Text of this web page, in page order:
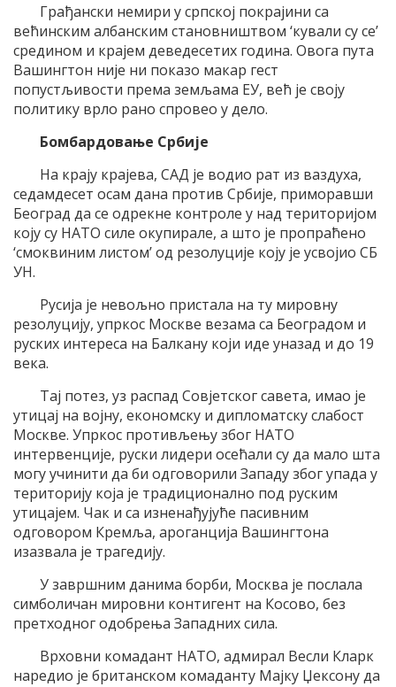
Грађански немири у српској покрајини са
већинским албанским становништвом ‘кували су се’
средином и крајем деведесетих година. Овога пута
Вашингтон није ни показо макар гест
попустљивости према земљама ЕУ, већ је своју
политику врло рано спровео у дело.
Бомбардовање Србије
На крају крајева, САД је водио рат из ваздуха,
седамдесет осам дана против Србије, приморавши
Београд да се одрекне контроле у над територијом
коју су НАТО силе окупирале, а што је пропраћено
‘смоквиним листом’ од резолуције коју је усвојио СБ
УН.
Русија је невољно пристала на ту мировну
резолуцију, упркос Москве везама са Београдом и
руских интереса на Балкану који иде уназад и до 19
века.
Тај потез, уз распад Совјетског савета, имао је
утицај на војну, економску и дипломатску слабост
Москве. Упркос противљењу због НАТО
интервенције, руски лидери осећали су да мало шта
могу учинити да би одговорили Западу због упада у
територију која је традиционално под руским
утицајем. Чак и са изненађујуће пасивним
одговором Кремља, ароганција Вашингтона
изазвала је трагедију.
У завршним данима борби, Москва је послала
симболичан мировни контигент на Косово, без
претходног одобрења Западних сила.
Врховни комадант НАТО, адмирал Весли Кларк
наредио је британском комаданту Мајку Џексону да